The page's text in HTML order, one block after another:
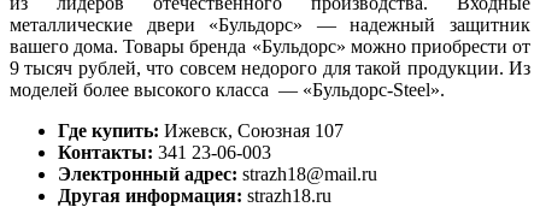
металлические двери «Бульдорс» — надежный защитник
вашего дома. Товары бренда «Бульдорс» можно приобрести от
9 тысяч рублей, что совсем недорого для такой продукции. Из
моделей более высокого класса — «Бульдорс-Steel».
Где купить: Ижевск, Союзная 107
Контакты: 341 23-06-003
Электронный адрес: strazh18@mail.ru
Другая информация: strazh18.ru